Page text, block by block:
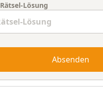
Rätsel-Lösung
Absenden